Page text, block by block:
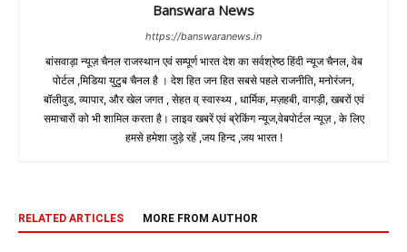
Banswara News
https://banswaranews.in
बांसवाड़ा न्यूज़ चैनल राजस्थान एवं सम्पूर्ण भारत देश का सर्वश्रेष्ठ हिंदी न्‍यूज चैनल, वेब
पोर्टल ,मिडिया युटुब चैनल है । देश हित जन हित सबसे पहले राजनीति, मनोरंजन,
बॉलीवुड, व्यापार, और खेल जगत , सेहत व् स्वास्थ्य , धार्मिक, मज़हबी, वागड़ी, खबरों एवं
समाचारों को भी शामिल करता है। लाइव खबरें एवं ब्रेकिंग न्यूज,वेबपोर्टल न्यूज़ , के लिए
हमसे हमेशा जुड़े रहें ,जय हिन्द ,जय भारत !
RELATED ARTICLES MORE FROM AUTHOR